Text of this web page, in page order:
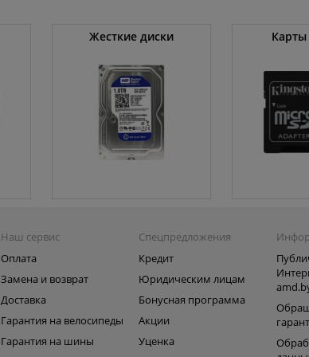
Жесткие диски
Наш сервис
Оплата
Замена и возврат
Доставка
Гарантия на велосипеды
Гарантия на шины
Спецпредложения
Кредит
Юридическим лицам
Бонусная программа
Акции
Уценка